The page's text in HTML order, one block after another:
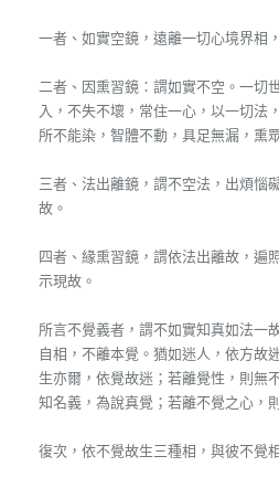
一者、如實空鏡，遠離一切心境界相
二者、因熏習鏡：謂如實不空。一切
入，不失不壞，常住一心，以一切法
所不能染，智體不動，具足無漏，熏
三者、法出離鏡，謂不空法，出煩惱
故。
四者、緣熏習鏡，謂依法出離故，遍
示現故。
所言不覺義者，謂不如實知真如法一
自相，不離本覺。猶如迷人，依方故
生亦爾，依覺故迷；若離覺性，則無
知名義，為說真覺；若離不覺之心，
復次，依不覺故生三種相，與彼不覺